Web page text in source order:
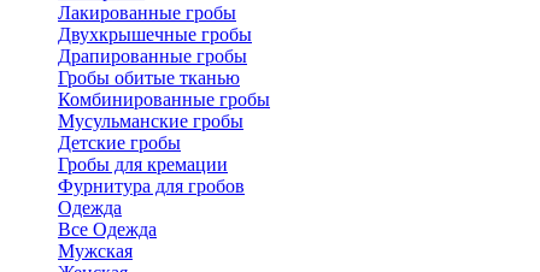
Лакированные гробы
Двухкрышечные гробы
Драпированные гробы
Гробы обитые тканью
Комбинированные гробы
Мусульманские гробы
Детские гробы
Гробы для кремации
Фурнитура для гробов
Одежда
Все Одежда
Мужская